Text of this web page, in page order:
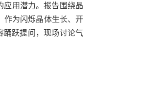
应用潜力。报告围绕晶
作为闪烁晶体生长、开
踊跃提问，现场讨论气